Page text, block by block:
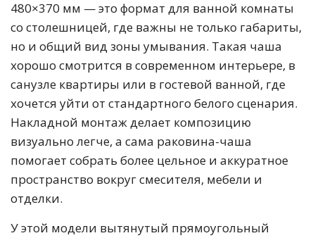
480×370 мм — это формат для ванной комнаты
со столешницей, где важны не только габариты,
но и общий вид зоны умывания. Такая чаша
хорошо смотрится в современном интерьере, в
санузле квартиры или в гостевой ванной, где
хочется уйти от стандартного белого сценария.
Накладной монтаж делает композицию
визуально легче, а сама раковина-чаша
помогает собрать более цельное и аккуратное
пространство вокруг смесителя, мебели и
отделки.
У этой модели вытянутый прямоугольный